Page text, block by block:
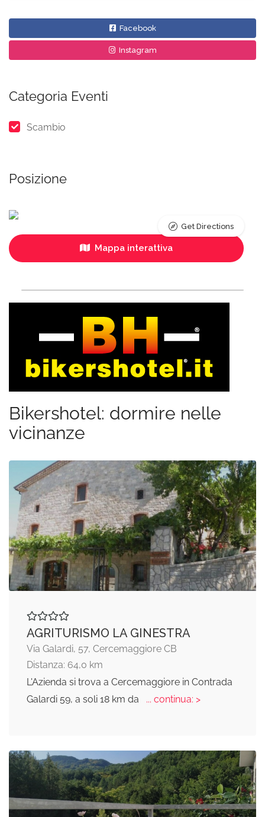
Facebook
Instagram
Categoria Eventi
Scambio
Posizione
Mappa interattiva
Get Directions
Bikershotel: dormire nelle
vicinanze
AGRITURISMO LA GINESTRA
Via Galardi, 57, Cercemaggiore CB
Distanza: 64,0 km
L'Azienda si trova a Cercemaggiore in Contrada
Galardi 59, a soli 18 km da
... continua: >